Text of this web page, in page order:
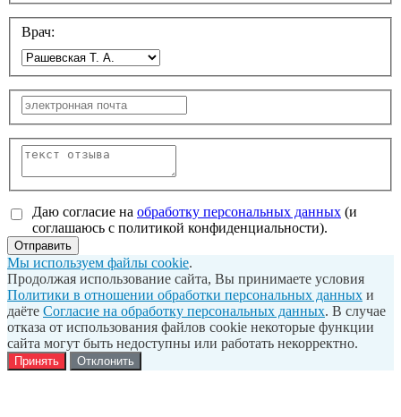
Врач:
Даю согласие на обработку персональных данных (и
соглашаюсь с политикой конфиденциальности).
Отправить
Мы используем файлы cookie.
Продолжая использование сайта, Вы принимаете условия
Политики в отношении обработки персональных данных и
даёте Согласие на обработку персональных данных. В случае
отказа от использования файлов cookie некоторые функции
сайта могут быть недоступны или работать некорректно.
Принять Отклонить